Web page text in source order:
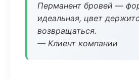
Перманент бровей —
идеальная, цвет
возвращаться.
— Клиент компании